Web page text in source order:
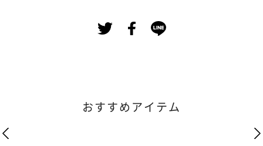
おすすめアイテム